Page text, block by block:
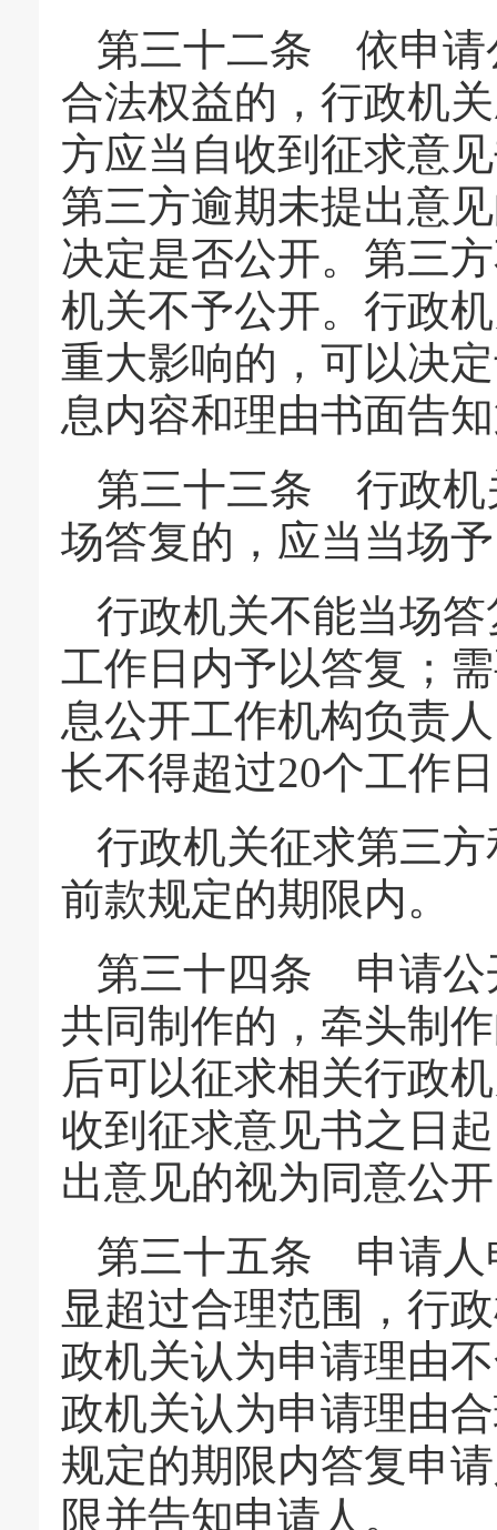
第三十二条 依申请
合法权益的，行政机
方应当自收到征求意
第三方逾期未提出意
决定是否公开。第三
机关不予公开。行政
重大影响的，可以决
息内容和理由书面告
第三十三条 行政机
场答复的，应当当场
行政机关不能当场
工作日内予以答复；
息公开工作机构负责
长不得超过20个工作
行政机关征求第三
前款规定的期限内。
第三十四条 申请公
共同制作的，牵头制
后可以征求相关行政
收到征求意见书之日
出意见的视为同意公
第三十五条 申请人
显超过合理范围，行
政机关认为申请理由
政机关认为申请理由
规定的期限内答复申
限并告知申请人。